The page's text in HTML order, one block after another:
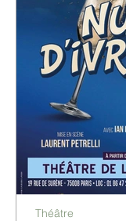
Théâtre